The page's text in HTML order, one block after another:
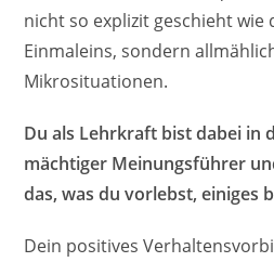
nicht so explizit geschieht wie
Einmaleins, sondern
Mikrosituationen.
Du als Lehrkraft bist dabei in
mächtiger Meinungsführer
das, was du vorlebst, einiges
Dein positives